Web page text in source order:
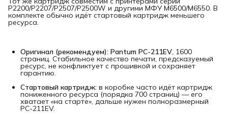
P2200/P2207/P2507/P2500W и другими МФУ M6500/M6550. В
комплекте обычно идёт стартовый картридж меньшего
ресурса.
Оригинал (рекомендуем): Pantum PC-211EV, 1600
страниц. Стабильное качество печати, предсказуемый
ресурс, не конфликтует с прошивкой и сохраняет
гарантию.
Стартовый картридж: в коробке часто идёт картридж
пониженного ресурса (порядка 700 страниц) — его
хватает «на старте», дальше нужен полноразмерный
PC-211EV.